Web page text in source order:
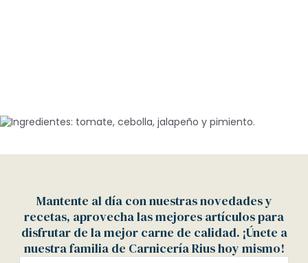
Mantente al día con nuestras novedades y
recetas, aprovecha las mejores artículos para
disfrutar de la mejor carne de calidad. ¡Únete a
nuestra familia de Carnicería Rius hoy mismo!